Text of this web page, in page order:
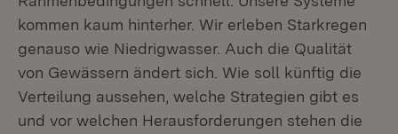
kommen kaum hinterher. Wir erleben Starkregen
genauso wie Niedrigwasser. Auch die Qualität
von Gewässern ändert sich. Wie soll künftig die
Verteilung aussehen, welche Strategien gibt es
und vor welchen Herausforderungen stehen die